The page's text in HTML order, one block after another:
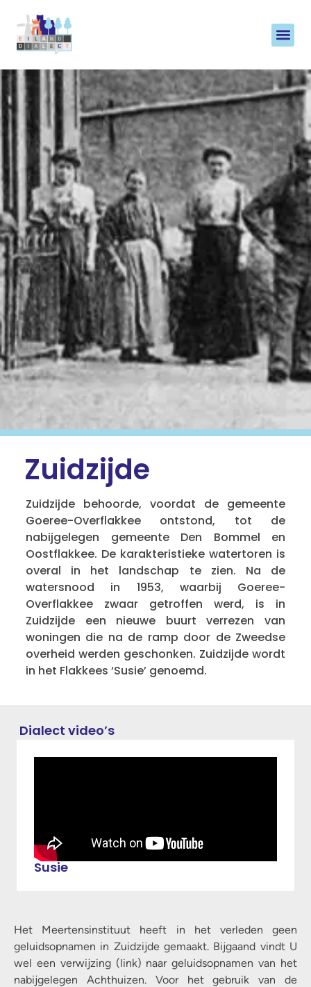
Zuidzijde
Zuidzijde behoorde, voordat de gemeente
Goeree-Overflakkee ontstond, tot de
nabijgelegen gemeente Den Bommel en
Oostflakkee. De karakteristieke watertoren is
overal in het landschap te zien. Na de
watersnood in 1953, waarbij Goeree-
Overflakkee zwaar getroffen werd, is in
Zuidzijde een nieuwe buurt verrezen van
woningen die na de ramp door de Zweedse
overheid werden geschonken. Zuidzijde wordt
in het Flakkees ‘Susie’ genoemd.
Dialect video’s
Susie
Het Meertensinstituut heeft in het verleden geen
geluidsopnamen in Zuidzijde gemaakt. Bijgaand vindt U
wel een verwijzing (link) naar geluidsopnamen van het
nabijgelegen Achthuizen. Voor het gebruik van de